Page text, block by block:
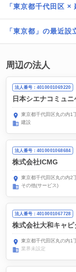
「東京都千代田区
「東京都」の最近
周辺の法人
法人番号：4010001069220
日本シエナコミュ
東京都千代田区丸の内1
建設
法人番号：4010001068684
株式会社ICMG
東京都千代田区丸の内2
その他(サービス)
法人番号：4010001067728
株式会社大和キャ
東京都千代田区丸の内1
業界未設定